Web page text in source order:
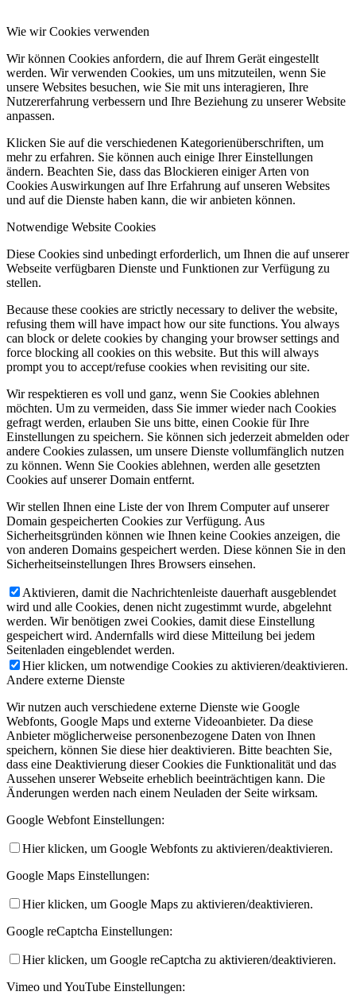
Wie wir Cookies verwenden
Wir können Cookies anfordern, die auf Ihrem Gerät eingestellt
werden. Wir verwenden Cookies, um uns mitzuteilen, wenn Sie
unsere Websites besuchen, wie Sie mit uns interagieren, Ihre
Nutzererfahrung verbessern und Ihre Beziehung zu unserer Website
anpassen.
Klicken Sie auf die verschiedenen Kategorienüberschriften, um
mehr zu erfahren. Sie können auch einige Ihrer Einstellungen
ändern. Beachten Sie, dass das Blockieren einiger Arten von
Cookies Auswirkungen auf Ihre Erfahrung auf unseren Websites
und auf die Dienste haben kann, die wir anbieten können.
Notwendige Website Cookies
Diese Cookies sind unbedingt erforderlich, um Ihnen die auf unserer
Webseite verfügbaren Dienste und Funktionen zur Verfügung zu
stellen.
Because these cookies are strictly necessary to deliver the website,
refusing them will have impact how our site functions. You always
can block or delete cookies by changing your browser settings and
force blocking all cookies on this website. But this will always
prompt you to accept/refuse cookies when revisiting our site.
Wir respektieren es voll und ganz, wenn Sie Cookies ablehnen
möchten. Um zu vermeiden, dass Sie immer wieder nach Cookies
gefragt werden, erlauben Sie uns bitte, einen Cookie für Ihre
Einstellungen zu speichern. Sie können sich jederzeit abmelden oder
andere Cookies zulassen, um unsere Dienste vollumfänglich nutzen
zu können. Wenn Sie Cookies ablehnen, werden alle gesetzten
Cookies auf unserer Domain entfernt.
Wir stellen Ihnen eine Liste der von Ihrem Computer auf unserer
Domain gespeicherten Cookies zur Verfügung. Aus
Sicherheitsgründen können wie Ihnen keine Cookies anzeigen, die
von anderen Domains gespeichert werden. Diese können Sie in den
Sicherheitseinstellungen Ihres Browsers einsehen.
Aktivieren, damit die Nachrichtenleiste dauerhaft ausgeblendet
wird und alle Cookies, denen nicht zugestimmt wurde, abgelehnt
werden. Wir benötigen zwei Cookies, damit diese Einstellung
gespeichert wird. Andernfalls wird diese Mitteilung bei jedem
Seitenladen eingeblendet werden.
Hier klicken, um notwendige Cookies zu aktivieren/deaktivieren.
Andere externe Dienste
Wir nutzen auch verschiedene externe Dienste wie Google
Webfonts, Google Maps und externe Videoanbieter. Da diese
Anbieter möglicherweise personenbezogene Daten von Ihnen
speichern, können Sie diese hier deaktivieren. Bitte beachten Sie,
dass eine Deaktivierung dieser Cookies die Funktionalität und das
Aussehen unserer Webseite erheblich beeinträchtigen kann. Die
Änderungen werden nach einem Neuladen der Seite wirksam.
Google Webfont Einstellungen:
Hier klicken, um Google Webfonts zu aktivieren/deaktivieren.
Google Maps Einstellungen:
Hier klicken, um Google Maps zu aktivieren/deaktivieren.
Google reCaptcha Einstellungen:
Hier klicken, um Google reCaptcha zu aktivieren/deaktivieren.
Vimeo und YouTube Einstellungen: